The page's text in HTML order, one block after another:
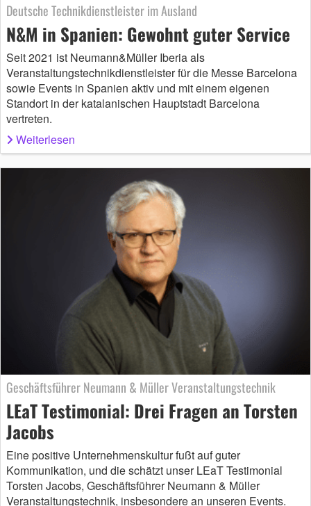
Deutsche Technikdienstleister im Ausland
N&M in Spanien: Gewohnt guter Service
Seit 2021 ist Neumann&Müller Iberia als
Veranstaltungstechnikdienstleister für die Messe Barcelona
sowie Events in Spanien aktiv und mit einem eigenen
Standort in der katalanischen Hauptstadt Barcelona
vertreten.
Weiterlesen
Geschäftsführer Neumann & Müller Veranstaltungstechnik
LEaT Testimonial: Drei Fragen an Torsten
Jacobs
Eine positive Unternehmenskultur fußt auf guter
Kommunikation, und die schätzt unser LEaT Testimonial
Torsten Jacobs, Geschäftsführer Neumann & Müller
Veranstaltungstechnik, insbesondere an unseren Events.